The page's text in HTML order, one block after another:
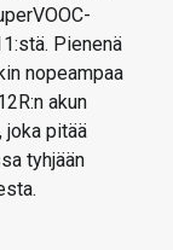
Pienenä
nopeampaa
akun
joka pitää
tyhjään